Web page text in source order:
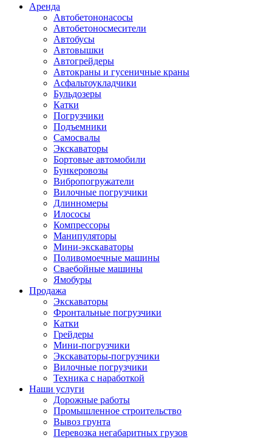
Аренда
Автобетононасосы
Авто­бетоно­смесители
Автобусы
Автовышки
Автогрейдеры
Автокраны и гусеничные краны
Асфальтоукладчики
Бульдозеры
Катки
Погрузчики
Подъемники
Самосвалы
Экскаваторы
Бортовые автомобили
Бункеровозы
Вибропогружатели
Вилочные погрузчики
Длинномеры
Илососы
Компрессоры
Манипуляторы
Мини-экскаваторы
Поливомоечные машины
Сваебойные машины
Ямобуры
Продажа
Экскаваторы
Фронтальные погрузчики
Катки
Грейдеры
Мини-погрузчики
Экскаваторы-погрузчики
Вилочные погрузчики
Техника с наработкой
Наши услуги
Дорожные работы
Промышленное строительство
Вывоз грунта
Перевозка негабаритных грузов